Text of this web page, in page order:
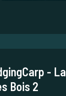
- La
Bois 2